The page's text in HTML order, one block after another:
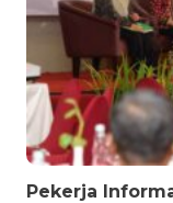
Pekerja